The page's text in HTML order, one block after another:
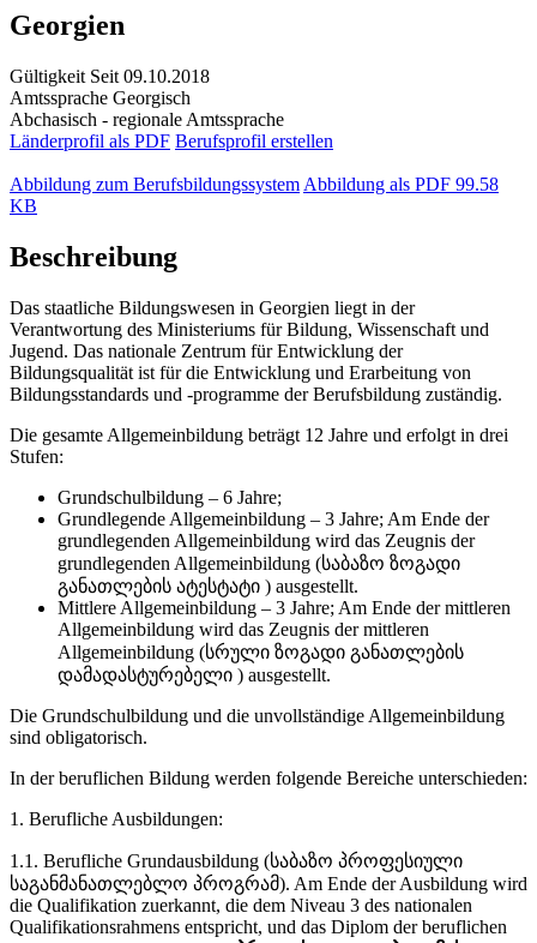
Georgien
Gültigkeit Seit 09.10.2018
Amtssprache Georgisch
Abchasisch - regionale Amtssprache
Länderprofil als PDF Berufsprofil erstellen
Abbildung zum Berufsbildungssystem Abbildung als PDF 99.58
KB
Beschreibung
Das staatliche Bildungswesen in Georgien liegt in der
Verantwortung des Ministeriums für Bildung, Wissenschaft und
Jugend. Das nationale Zentrum für Entwicklung der
Bildungsqualität ist für die Entwicklung und Erarbeitung von
Bildungsstandards und -programme der Berufsbildung zuständig.
Die gesamte Allgemeinbildung beträgt 12 Jahre und erfolgt in drei
Stufen:
Grundschulbildung – 6 Jahre;
Grundlegende Allgemeinbildung – 3 Jahre; Am Ende der
grundlegenden Allgemeinbildung wird das Zeugnis der
grundlegenden Allgemeinbildung (საბაზო ზოგადი
განათლების ატესტატი ) ausgestellt.
Mittlere Allgemeinbildung – 3 Jahre; Am Ende der mittleren
Allgemeinbildung wird das Zeugnis der mittleren
Allgemeinbildung (სრული ზოგადი განათლების
დამადასტურებელი ) ausgestellt.
Die Grundschulbildung und die unvollständige Allgemeinbildung
sind obligatorisch.
In der beruflichen Bildung werden folgende Bereiche unterschieden:
1. Berufliche Ausbildungen:
1.1. Berufliche Grundausbildung (საბაზო პროფესიული
საგანმანათლებლო პროგრამ). Am Ende der Ausbildung wird
die Qualifikation zuerkannt, die dem Niveau 3 des nationalen
Qualifikationsrahmens entspricht, und das Diplom der beruflichen